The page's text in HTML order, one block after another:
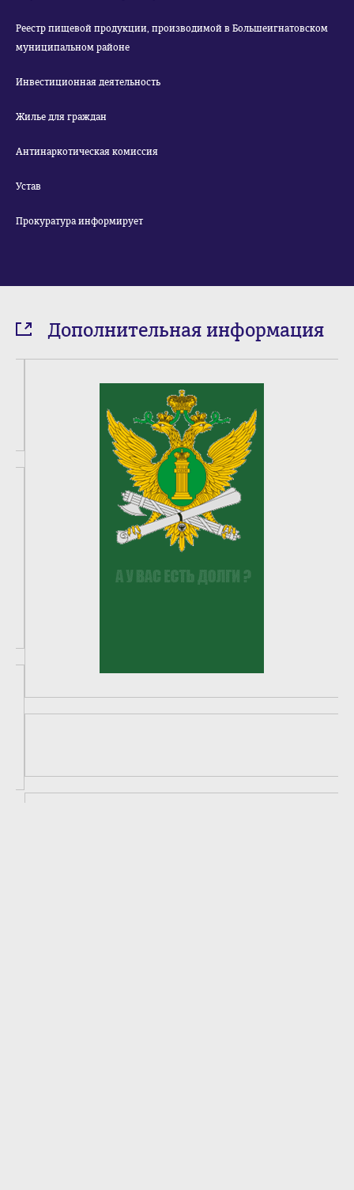
Реестр пищевой продукции, производимой в Большеигнатовском
муниципальном районе
Инвестиционная деятельность
Жилье для граждан
Антинаркотическая комиссия
Устав
Прокуратура информирует
Дополнительная информация